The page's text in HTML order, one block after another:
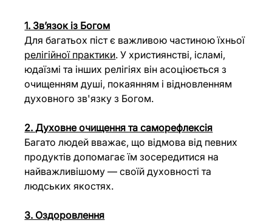
1. Звʼязок із Богом
Для багатьох піст є важливою частиною їхньої
релігійної практики. У християнстві, ісламі,
юдаїзмі та інших релігіях він асоціюється з
очищенням душі, покаянням і відновленням
духовного зв'язку з Богом.
2. Духовне очищення та саморефлексія
Багато людей вважає, що відмова від певних
продуктів допомагає їм зосередитися на
найважливішому — своїй духовності та
людських якостях.
3. Оздоровлення